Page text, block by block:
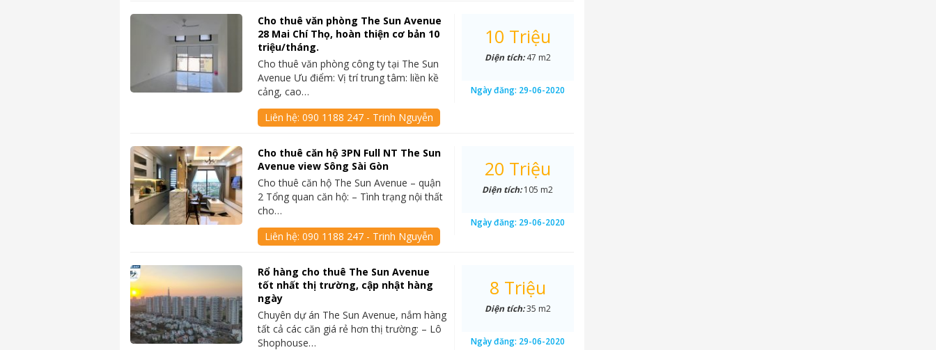
Cho thuê văn phòng The Sun Avenue
28 Mai Chí Thọ, hoàn thiện cơ bản 10
triệu/tháng.
Cho thuê văn phòng công ty tại The Sun
Avenue Ưu điểm: Vị trí trung tâm: liền kề
cảng, cao…
Liên hệ:090 1188 247 - Trinh Nguyễn
10 Triệu
Diện tích:47 m2
Ngày đăng: 29-06-2020
Cho thuê căn hộ 3PN Full NT The Sun
Avenue view Sông Sài Gòn
Cho thuê căn hộ The Sun Avenue – quận
2 Tổng quan căn hộ: – Tình trạng nội thất
cho…
Liên hệ:090 1188 247 - Trinh Nguyễn
20 Triệu
Diện tích:105 m2
Ngày đăng: 29-06-2020
Rổ hàng cho thuê The Sun Avenue
tốt nhất thị trường, cập nhật hàng
ngày
Chuyên dự án The Sun Avenue, nắm hàng
tất cả các căn giá rẻ hơn thị trường: – Lô
Shophouse…
8 Triệu
Diện tích:35 m2
Ngày đăng: 29-06-2020